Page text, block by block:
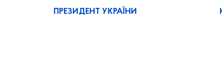
ПРЕЗИДЕНТ УКРАЇНИ